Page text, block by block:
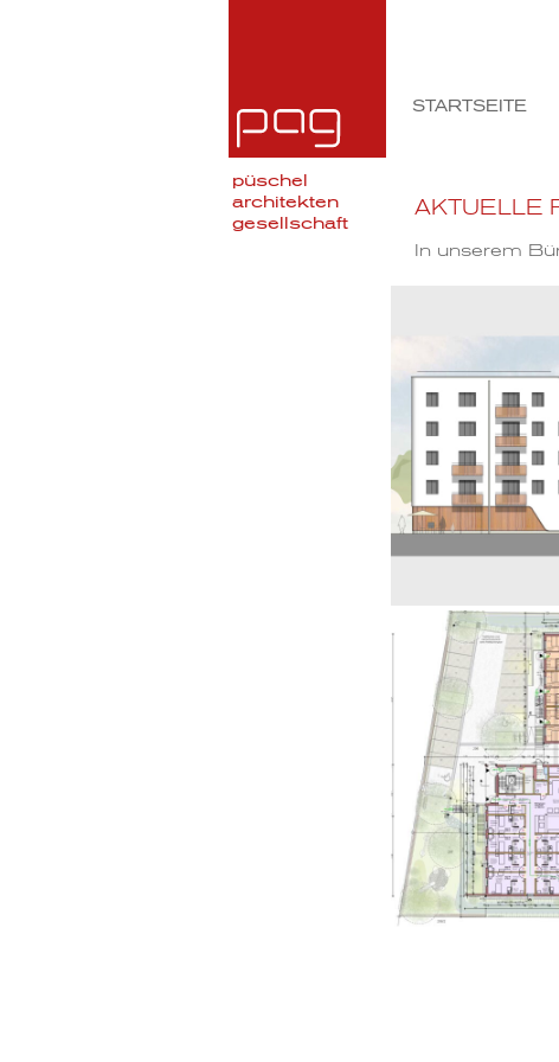
püschel
architekten
gesellschaft
STARTSEITE
AKTUELLE
In unserem